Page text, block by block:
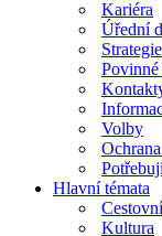
Kariéra
Úřední
Volby
Hlavní témata
Kultura